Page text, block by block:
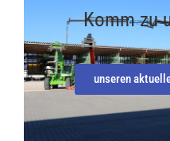
Komm zu
unseren